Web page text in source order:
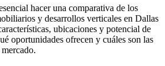
hacer una comparativa de los
y desarrollos verticales en Dallas
ubicaciones y potencial de
oportunidades ofrecen y cuáles son las